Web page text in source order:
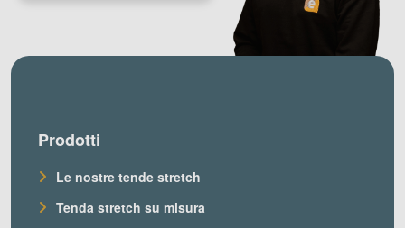
Prodotti
Le nostre tende stretch
Tenda stretch su misura